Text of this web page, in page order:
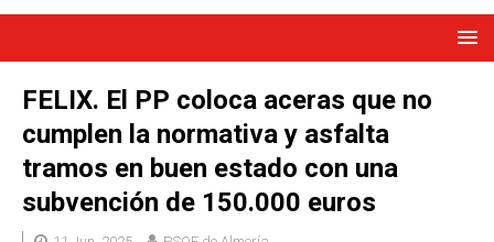
FELIX. El PP coloca aceras que no
cumplen la normativa y asfalta
tramos en buen estado con una
subvención de 150.000 euros